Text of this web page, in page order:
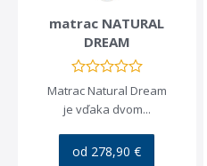
matrac NATURAL
DREAM
Matrac Natural Dream
je vďaka dvom...
od 278,90 €